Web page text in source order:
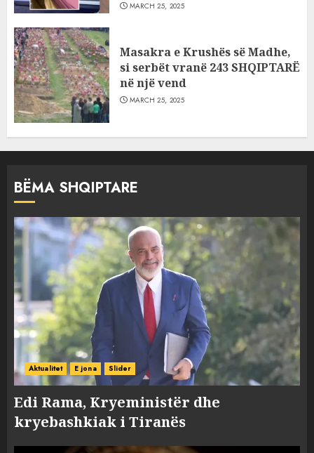
MARCH 25, 2025
Masakra e Krushës së Madhe,
si serbët vranë 243 SHQIPTARË
në një vend
MARCH 25, 2025
BËMA SHQIPTARE
Aktualitet E jona Slider
Edi Rama, Kryeministër dhe
kryebashkiak i Tiranës